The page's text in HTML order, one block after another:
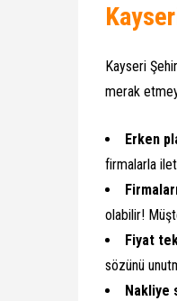
Kayseri
merak
Erken
firmalarla
olabilir!
Fiyat
sözünü
Nakliye